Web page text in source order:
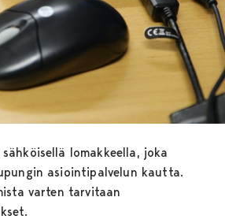
lomakkeella, joka
asiointipalvelun kautta.
varten tarvitaan